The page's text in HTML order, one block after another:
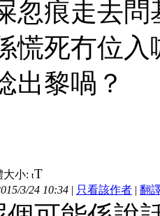
忽痕走去
慌死冇位
出黎喎？
大小: tT
3/24 10:34 | 只看該作者 | 翻